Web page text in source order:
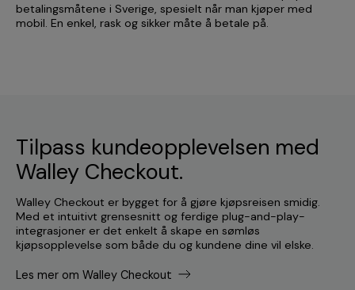
betalingsmåtene i Sverige, spesielt når man kjøper med
mobil. En enkel, rask og sikker måte å betale på.
Tilpass kundeopplevelsen med
Walley Checkout.
Walley Checkout er bygget for å gjøre kjøpsreisen smidig.
Med et intuitivt grensesnitt og ferdige plug-and-play-
integrasjoner er det enkelt å skape en sømløs
kjøpsopplevelse som både du og kundene dine vil elske.
Les mer om Walley Checkout